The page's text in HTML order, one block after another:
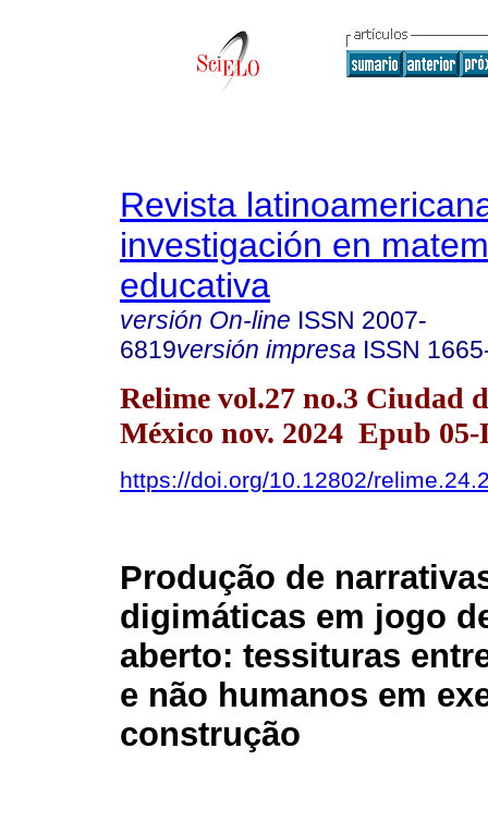
Revista
investigación en
educativa
versión On-line ISSN 2007-
6819versión impresa ISSN
Relime vol.27 no.3 Ciudad
México nov. 2024 Epub 05-
https://doi.org/10.12802/
Produção de
digimáticas em jogo
aberto: tessituras
e não humanos em
construção